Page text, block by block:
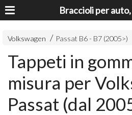
Volkswagen Passat B6 - B7 (2005>)
Tappeti in
misura per
Passat (dal